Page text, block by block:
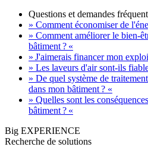
Questions et demandes
» Comment économiser de
» Comment améliorer le bien-
bâtiment ? «
» J'aimerais financer mon
» Les laveurs d'air sont-ils
» De quel système de
dans mon bâtiment ? «
» Quelles sont les
bâtiment ? «
Big EXPERIENCE
Recherche de solutions